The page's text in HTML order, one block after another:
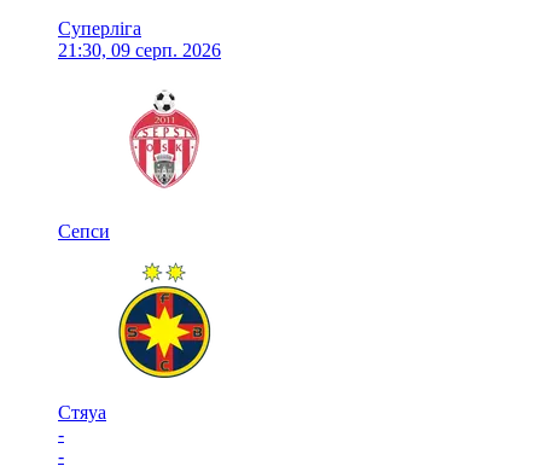
Суперліга
21:30, 09 серп. 2026
Сепси
Стяуа
-
-